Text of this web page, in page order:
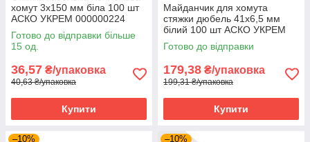
хомут 3х150 мм біла 100 шт
АСКО УКРЕМ 000000224
Готово до відправки більше
15 од.
36,57 ₴/упаковка
40,63 ₴/упаковка
Купити
Майданчик для хомута
стяжки дюбель 41х6,5 мм
білий 100 шт АСКО УКРЕМ
CTH-1 A0150090025
Готово до відправки
179,38 ₴/упаковка
199,31 ₴/упаковка
Купити
–10% –10%